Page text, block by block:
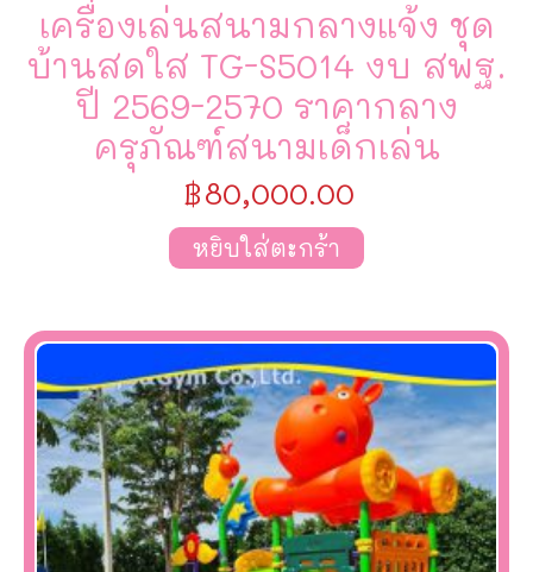
เครื่องเล่นสนามกลางแจ้ง ชุด
บ้านสดใส TG-S5014 งบ สพฐ.
ปี 2569-2570 ราคากลาง
ครุภัณฑ์สนามเด็กเล่น
฿80,000.00
หยิบใส่ตะกร้า